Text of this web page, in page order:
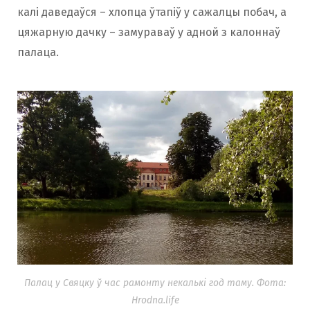
калі даведаўся – хлопца ўтапіў у сажалцы побач, а
цяжарную дачку – замураваў у адной з калоннаў
палаца.
Палац у Свяцку ў час рамонту некалькі год таму. Фота:
Hrodna.life